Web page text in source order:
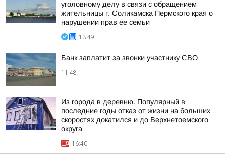
уголовному делу в связи с обращением
жительницы г. Соликамска Пермского края о
нарушении прав ее семьи
13:49
Банк заплатит за звонки участнику СВО
11:48
Из города в деревню. Популярный в
последние годы отказ от жизни на больших
скоростях докатился и до Верхнетоемского
округа
16:40